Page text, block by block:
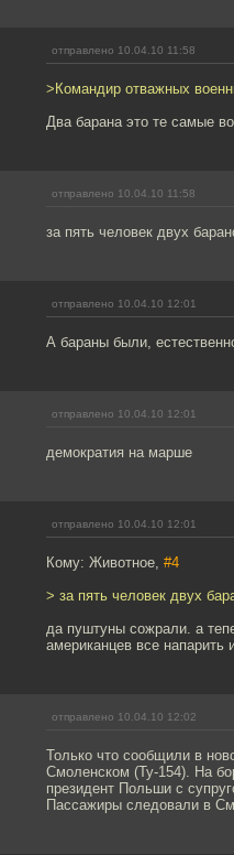
отправлено 10.04.10 11:58
>Командир отважных
Два барана это те самые
отправлено 10.04.10 11:58
за пять человек двух
отправлено 10.04.10 12:01
А бараны были,
отправлено 10.04.10 12:01
демократия на марше
отправлено 10.04.10 12:01
Кому: Животное, #4
> за пять человек двух
да пуштуны сожрали. а
американцев все
отправлено 10.04.10 12:02
Только что сообщили в
Смоленском (Ту-154). На
президент Польши с
Пассажиры следовали в